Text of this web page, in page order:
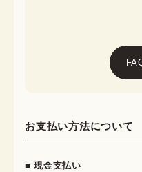
お支払い方法について
■ 現金支払い